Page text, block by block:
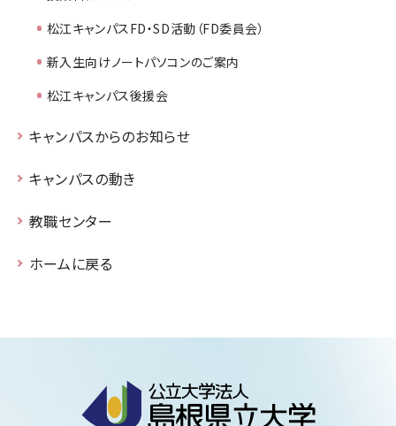
松江キャンパスFD・SD活動（FD委員会）
新入生向けノートパソコンのご案内
松江キャンパス後援会
キャンパスからのお知らせ
キャンパスの動き
教職センター
ホームに戻る